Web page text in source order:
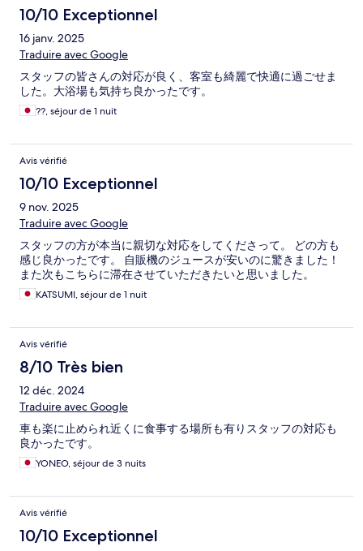
10/10 Exceptionnel
16 janv. 2025
Traduire avec Google
スタッフの皆さんの対応が良く、客室も綺麗で快適に過ごせま
した。大浴場も気持ち良かったです。
??, séjour de 1 nuit
Avis vérifié
10/10 Exceptionnel
9 nov. 2025
Traduire avec Google
スタッフの方が本当に親切な対応をしてくださって。 どの方も
感じ良かったです。 自販機のジュースが安いのに驚きました！
また次もこちらに滞在させていただきたいと思いました。
KATSUMI, séjour de 1 nuit
Avis vérifié
8/10 Très bien
12 déc. 2024
Traduire avec Google
車も楽に止められ近くに食事する場所も有りスタッフの対応も
良かったです。
YONEO, séjour de 3 nuits
Avis vérifié
10/10 Exceptionnel